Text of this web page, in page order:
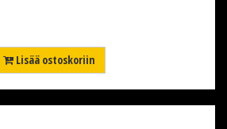
Lisää ostoskoriin